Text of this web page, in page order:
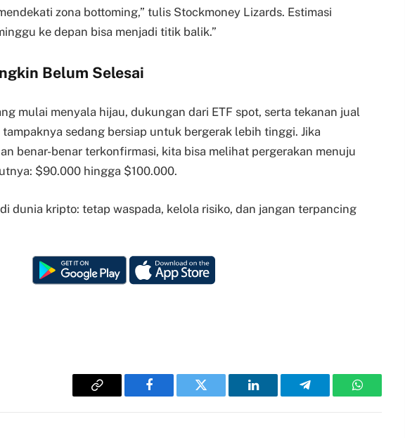
zona bottoming,” tulis Stockmoney Lizards. Estimasi
ke depan bisa menjadi titik balik.”
Belum Selesai
mulai menyala hijau, dukungan dari ETF spot, serta tekanan jual
sedang bersiap untuk bergerak lebih tinggi. Jika
benar-benar terkonfirmasi, kita bisa melihat pergerakan menuju
$90.000 hingga $100.000.
dunia kripto: tetap waspada, kelola risiko, dan jangan terpancing
Copy
Facebook Twitter LinkedIn Telegram WhatsApp